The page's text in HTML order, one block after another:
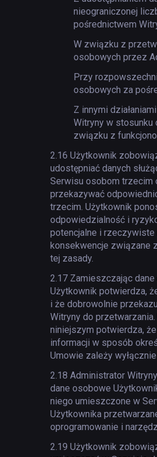
nieograniczonej
pośrednictwem
W związku z
osobowych przez
Przy
osobowych za
Z innymi
Witryny w stosunku
związku z
2.16 Użytkownik
udostępniać danych
Serwisu osobom trzecim
przekazywać
trzecim. Użytkownik
odpowiedzialność i
potencjalne i rzeczywiste
konsekwencje związane
tej zasady.
2.17 Zamieszczając
Użytkownik potwierdza,
i że dobrowolnie
Witryny do
niniejszym potwierdza,
informacji w sposób
Umowie zależy
2.18 Administrator
dane osobowe
niego umieszczone w
Użytkownika
oprogramowanie i
2.19 Użytkownik